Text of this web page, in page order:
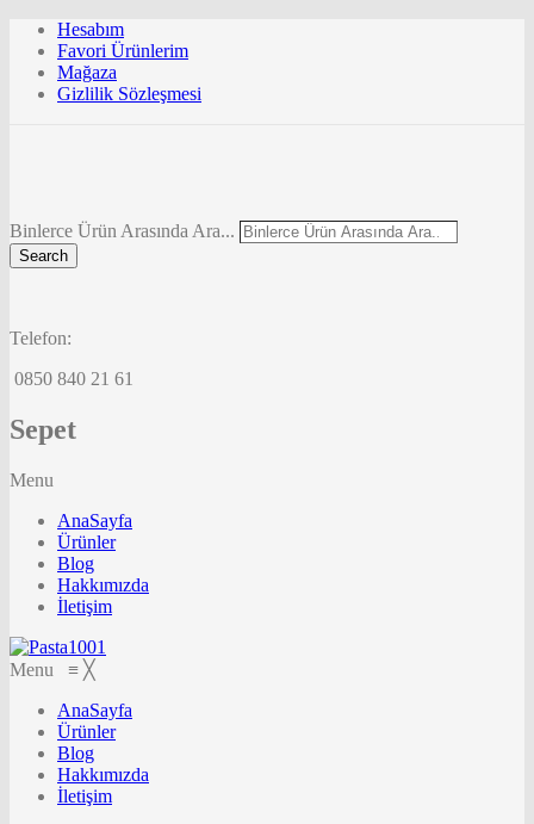
Hesabım
Favori Ürünlerim
Mağaza
Gizlilik Sözleşmesi
Binlerce Ürün Arasında Ara...
Search
Telefon:
0850 840 21 61
Sepet
Menu
AnaSayfa
Ürünler
Blog
Hakkımızda
İletişim
Menu ≡ ╳
AnaSayfa
Ürünler
Blog
Hakkımızda
İletişim